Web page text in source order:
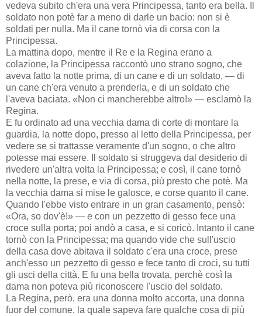
vedeva subito ch'era una vera Principessa, tanto era bella. Il
soldato non potè far a meno di darle un bacio: non si è
soldati per nulla. Ma il cane tornò via di corsa con la
Principessa.
La mattina dopo, mentre il Re e la Regina erano a
colazione, la Principessa raccontò uno strano sogno, che
aveva fatto la notte prima, di un cane e di un soldato, — di
un cane ch'era venuto a prenderla, e di un soldato che
l'aveva baciata. «Non ci mancherebbe altro!» — esclamò la
Regina.
E fu ordinato ad una vecchia dama di corte di montare la
guardia, la notte dopo, presso al letto della Principessa, per
vedere se si trattasse veramente d'un sogno, o che altro
potesse mai essere. Il soldato si struggeva dal desiderio di
rivedere un'altra volta la Principessa; e così, il cane tornò
nella notte, la prese, e via di corsa, più presto che potè. Ma
la vecchia dama si mise le galosce, e corse quanto il cane.
Quando l'ebbe visto entrare in un gran casamento, pensò:
«Ora, so dov'è!» — e con un pezzetto di gesso fece una
croce sulla porta; poi andò a casa, e si coricò. Intanto il cane
tornò con la Principessa; ma quando vide che sull'uscio
della casa dove abitava il soldato c'era una croce, prese
anch'esso un pezzetto di gesso e fece tanto di croci, su tutti
gli usci della città. E fu una bella trovata, perchè così la
dama non poteva più riconoscere l'uscio del soldato.
La Regina, però, era una donna molto accorta, una donna
fuor del comune, la quale sapeva fare qualche cosa di più